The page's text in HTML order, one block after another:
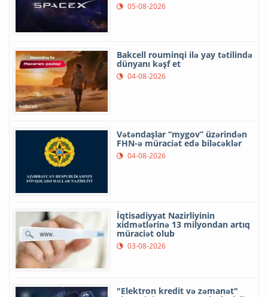
05-08-2026
Bakcell rouminqi ilə yay tətilində
dünyanı kəşf et
04-08-2026
Vətəndaşlar “mygov” üzərindən
FHN-ə müraciət edə biləcəklər
04-08-2026
İqtisadiyyat Nazirliyinin
xidmətlərinə 13 milyondan artıq
müraciət olub
03-08-2026
"Elektron kredit və zəmanət"